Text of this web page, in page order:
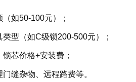
如50-100元）；
型（如C级锁200-500元）；
芯价格+安装费；
门缝杂物、远程路费等。